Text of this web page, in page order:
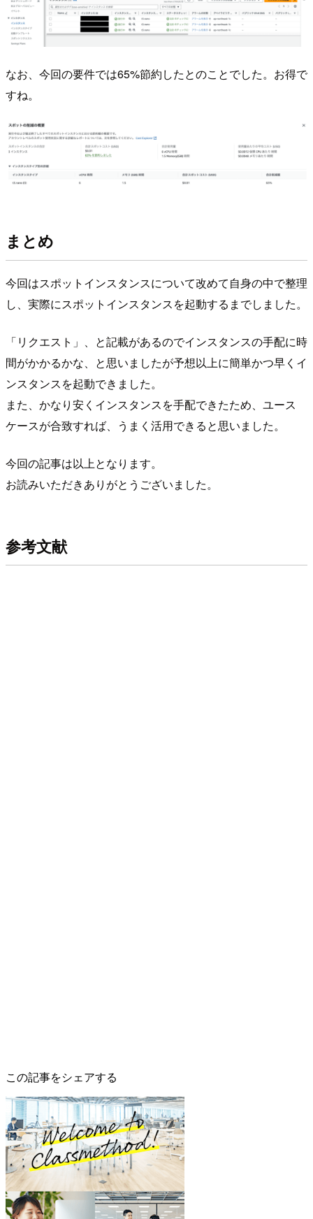
なお、今回の要件では65%節約したとのことでした。お得で
すね。
まとめ
今回はスポットインスタンスについて改めて自身の中で整理
し、実際にスポットインスタンスを起動するまでしました。
「リクエスト」、と記載があるのでインスタンスの手配に時
間がかかるかな、と思いましたが予想以上に簡単かつ早くイ
ンスタンスを起動できました。
また、かなり安くインスタンスを手配できたため、ユース
ケースが合致すれば、うまく活用できると思いました。
今回の記事は以上となります。
お読みいただきありがとうございました。
参考文献
この記事をシェアする